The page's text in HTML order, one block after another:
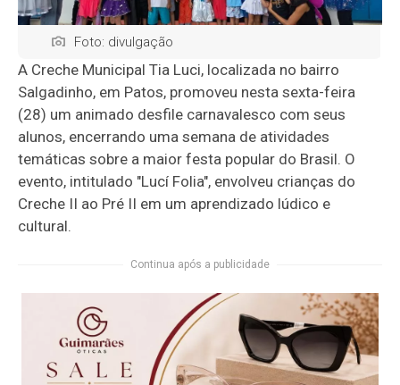
Foto: divulgação
A Creche Municipal Tia Luci, localizada no bairro
Salgadinho, em Patos, promoveu nesta sexta-feira
(28) um animado desfile carnavalesco com seus
alunos, encerrando uma semana de atividades
temáticas sobre a maior festa popular do Brasil. O
evento, intitulado "Lucí Folia", envolveu crianças do
Creche II ao Pré II em um aprendizado lúdico e
cultural.
Continua após a publicidade